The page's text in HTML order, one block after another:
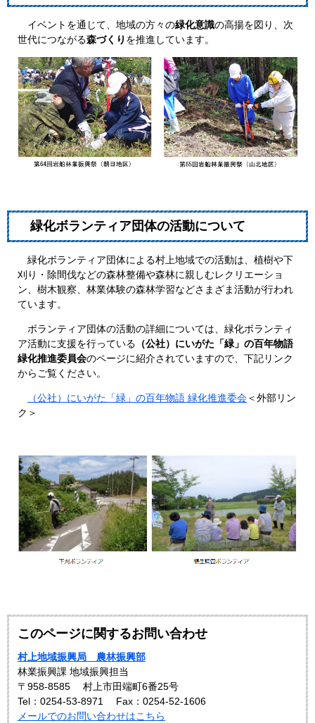
イベントを通じて、地域の方々の緑化意識の高揚を図り、次
世代につながる森づくり を推進しています。
緑化ボランティア団体の活動について
緑化ボランティア団体による村上地域での活動は、植樹や下
刈り・除間伐などの森林整備や森林に親しむレクリエーショ
ン、樹木観察、林業体験の森林学習などさまざま活動が行われ
ています。
ボランティア団体の活動の詳細については、緑化ボランティ
ア活動に支援を行っている （公社）にいがた「緑」の百年物語
緑化推進委員会のページに紹介されていますので、下記リンク
からご覧ください。
（公社）にいがた「緑」の百年物語 緑化推進委会＜外部リン
ク＞
このページに関するお問い合わせ
村上地域振興局 農林振興部
林業振興課 地域振興担当
〒958-8585
村上市田端町6番25号
Tel：0254-53-8971
Fax：0254-52-1606
メールでのお問い合わせはこちら